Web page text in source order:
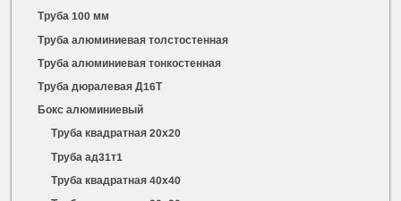
Труба 100 мм
Труба алюминиевая толстостенная
Труба алюминиевая тонкостенная
Труба дюралевая Д16Т
Бокс алюминиевый
Труба квадратная 20х20
Труба ад31т1
Труба квадратная 40х40